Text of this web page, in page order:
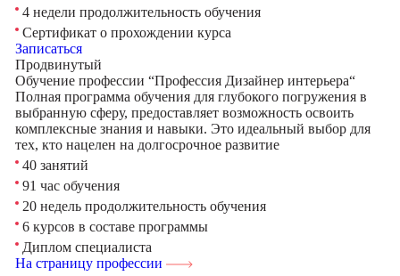
4 недели продолжительность обучения
Сертификат о прохождении курса
Записаться
Продвинутый
Обучение профессии “Профессия Дизайнер интерьера“
Полная программа обучения для глубокого погружения в
выбранную сферу, предоставляет возможность освоить
комплексные знания и навыки. Это идеальный выбор для
тех, кто нацелен на долгосрочное развитие
40 занятий
91 час обучения
20 недель продолжительность обучения
6 курсов в составе программы
Диплом специалиста
На страницу профессии